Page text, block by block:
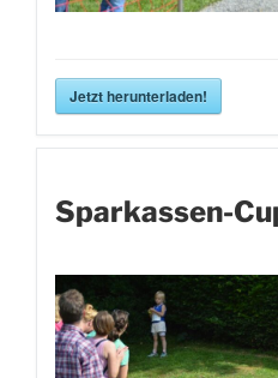
Jetzt herunterladen!
Sparkassen-